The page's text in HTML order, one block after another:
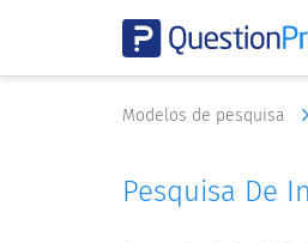
Modelos de pesquisa
Pesquisa De